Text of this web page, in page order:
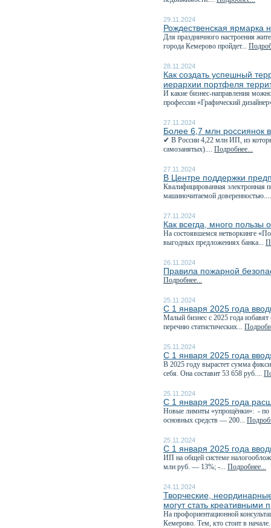
29.11.2024
Рождественская ярмарка
Для праздничного настроения
города Кемерово пройдет...
28.11.2024
Как создать успешный
иерархии портфеля
И какие бизнес-направления
профессии «Графический
27.11.2024
Более 6,7 млн россиянок
✔ В России 4,22 млн ИП, из
самозанятых).... Подробнее...
27.11.2024
В Центре поддержки
Квалифицированная электронная
машиночитаемой
27.11.2024
Как всегда, много пользы
На состоявшемся нетворкинге
выгодных предложениях банка...
26.11.2024
Правила пожарной
Подробнее...
25.11.2024
С 1 января 2025 года
Малый бизнес с 2025 года избавят
перечню статистических...
25.11.2024
С 1 января 2025 года
В 2025 году вырастет сумма
себя. Она составит 53 658 руб....
25.11.2024
С 1 января 2025 года
Новые лимиты «упрощёнки»: - по
основных средств — 200...
25.11.2024
С 1 января 2025 года
ИП на общей системе
млн руб. — 13%; -... Подробнее...
24.11.2024
Творческие,
могут стать креативными
На профориентационной
Кемерово. Тем, кто стоит в